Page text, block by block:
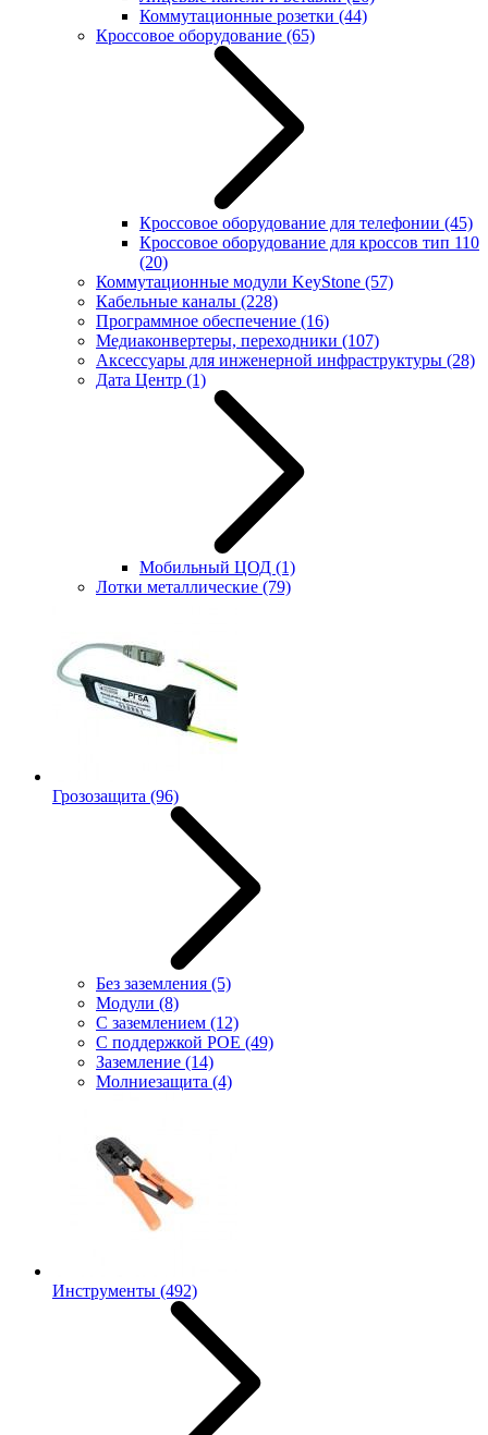
Коммутационные розетки (44)
Кроссовое оборудование (65)
Кроссовое оборудование для телефонии (45)
Кроссовое оборудование для кроссов тип 110
(20)
Коммутационные модули KeyStone (57)
Кабельные каналы (228)
Программное обеспечение (16)
Медиаконвертеры, переходники (107)
Аксессуары для инженерной инфраструктуры (28)
Дата Центр (1)
Мобильный ЦОД (1)
Лотки металлические (79)
Грозозащита (96)
Без заземления (5)
Модули (8)
С заземлением (12)
С поддержкой POE (49)
Заземление (14)
Молниезащита (4)
Инструменты (492)